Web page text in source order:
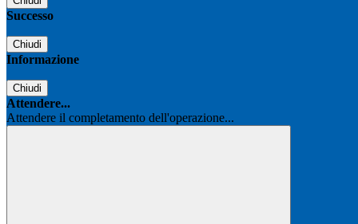
Successo
Chiudi
Informazione
Chiudi
Attendere...
Attendere il completamento dell'operazione...